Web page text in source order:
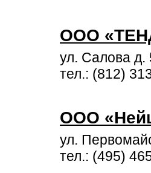
ООО
ул. Салова д.
тел.: (812)
ООО
ул.
тел.: (495)